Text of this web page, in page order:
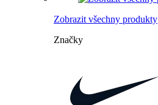
Zobrazit všechny produkty
Značky